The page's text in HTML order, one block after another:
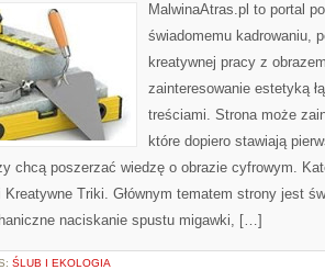
MalwinaAtras.pl to portal
świadomemu kadrowaniu,
kreatywnej pracy z
zainteresowanie estetyką
treściami. Strona może
które dopiero stawiają
chcą poszerzać wiedzę o obrazie cyfrowym.
Triki. Głównym tematem strony jest
naciskanie spustu migawki, […]
ŚLUB I EKOLOGIA